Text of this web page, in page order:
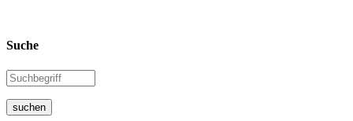
Suche
suchen